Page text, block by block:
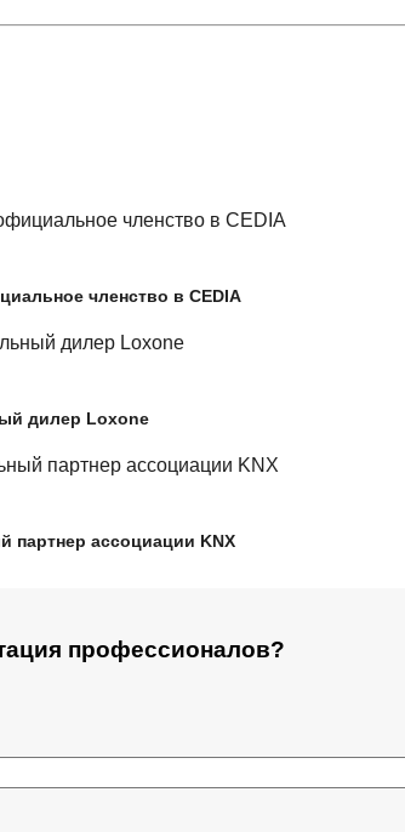
членство в CEDIA
дилер Loxone
партнер ассоциации KNX
профессионалов?